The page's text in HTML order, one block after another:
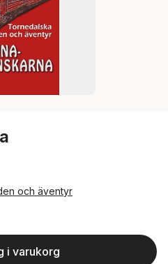
och äventyr
i varukorg